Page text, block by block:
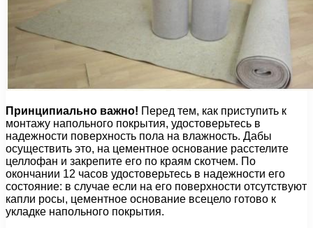
Принципиально важно! Перед тем, как приступить к
монтажу напольного покрытия, удостоверьтесь в
надежности поверхность пола на влажность. Дабы
осуществить это, на цементное основание расстелите
целлофан и закрепите его по краям скотчем. По
окончании 12 часов удостоверьтесь в надежности его
состояние: в случае если на его поверхности отсутствуют
капли росы, цементное основание всецело готово к
укладке напольного покрытия.